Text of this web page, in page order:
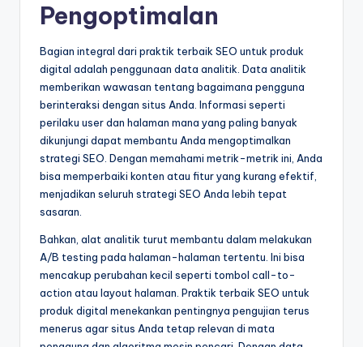
Pengoptimalan
Bagian integral dari praktik terbaik SEO untuk produk
digital adalah penggunaan data analitik. Data analitik
memberikan wawasan tentang bagaimana pengguna
berinteraksi dengan situs Anda. Informasi seperti
perilaku user dan halaman mana yang paling banyak
dikunjungi dapat membantu Anda mengoptimalkan
strategi SEO. Dengan memahami metrik-metrik ini, Anda
bisa memperbaiki konten atau fitur yang kurang efektif,
menjadikan seluruh strategi SEO Anda lebih tepat
sasaran.
Bahkan, alat analitik turut membantu dalam melakukan
A/B testing pada halaman-halaman tertentu. Ini bisa
mencakup perubahan kecil seperti tombol call-to-
action atau layout halaman. Praktik terbaik SEO untuk
produk digital menekankan pentingnya pengujian terus
menerus agar situs Anda tetap relevan di mata